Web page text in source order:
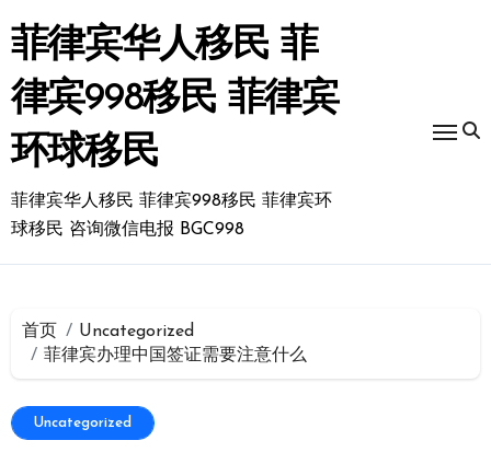
转
到
内
容
菲律宾华人移民 菲
律宾998移民 菲律宾
环球移民
菲律宾华人移民 菲律宾998移民 菲律宾环
球移民 咨询微信电报 BGC998
首页
Uncategorized
菲律宾办理中国签证需要注意什么
Uncategorized